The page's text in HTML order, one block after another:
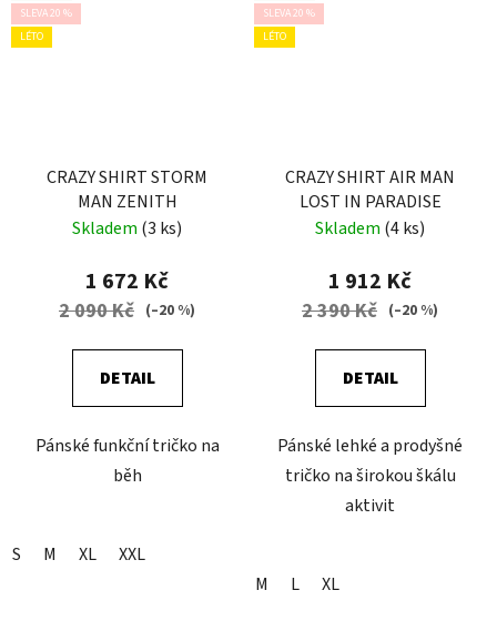
SLEVA 20 %
LÉTO
CRAZY SHIRT STORM
MAN ZENITH
Skladem (3 ks)
1 672 Kč
2 090 Kč (–20 %)
DETAIL
Pánské funkční tričko na
běh
S M XL XXL
SLEVA 20 %
LÉTO
CRAZY SHIRT AIR MAN
LOST IN PARADISE
Skladem (4 ks)
1 912 Kč
2 390 Kč (–20 %)
DETAIL
Pánské lehké a prodyšné
tričko na širokou škálu
aktivit
M L XL